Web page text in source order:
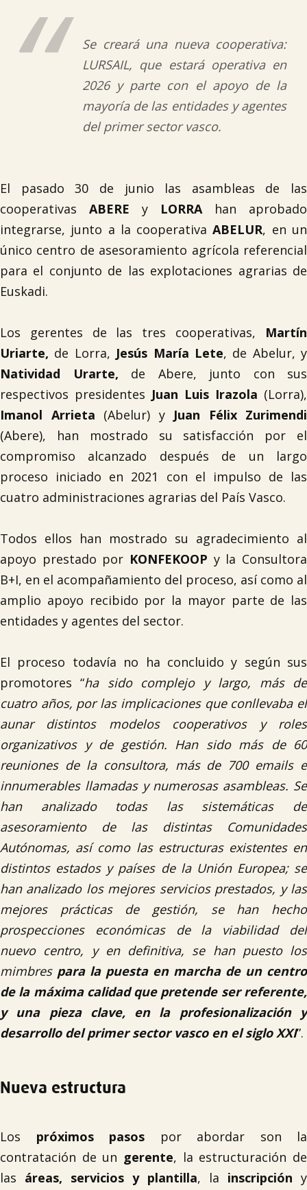
Se creará una nueva cooperativa:
LURSAIL, que estará operativa en
2026 y parte con el apoyo de la
mayoría de las entidades y agentes
del primer sector vasco.
El pasado 30 de junio las asambleas de las
cooperativas ABERE y LORRAhan aprobado
integrarse, junto a la cooperativaABELUR, en un
único centro de asesoramiento agrícola referencial
para el conjunto de las explotaciones agrarias de
Euskadi.
Los gerentes de las tres cooperativas, Martín
Uriarte, de Lorra, Jesús María Lete, de Abelur, y
Natividad Urarte, de Abere, junto con sus
respectivos presidentes Juan Luis Irazola (Lorra),
Imanol Arrieta (Abelur) y Juan Félix Zurimendi
(Abere), han mostrado su satisfacción por el
compromiso alcanzado después de un largo
proceso iniciado en 2021 con el impulso de las
cuatro administraciones agrarias del País Vasco.
Todos ellos han mostrado su agradecimiento al
apoyo prestado por KONFEKOOP y la Consultora
B+I, en el acompañamiento del proceso, así como al
amplio apoyo recibido por la mayor parte de las
entidades y agentes del sector.
El proceso todavía no ha concluido y según sus
promotores “ha sido complejo y largo, más de
cuatro años, por las implicaciones que conllevaba el
aunar distintos modelos cooperativos y roles
organizativos y de gestión. Han sido más de 60
reuniones de la consultora, más de 700 emails e
innumerables llamadas y numerosas asambleas. Se
han analizado todas las sistemáticas de
asesoramiento de las distintas Comunidades
Autónomas, así como las estructuras existentes en
distintos estados y países de la Unión Europea; se
han analizado los mejores servicios prestados, y las
mejores prácticas de gestión, se han hecho
prospecciones económicas de la viabilidad del
nuevo centro, y en definitiva, se han puesto los
mimbres para la puesta en marcha de un centro
de la máxima calidad que pretende ser referente,
y una pieza clave, en la profesionalización y
desarrollo del primer sector vasco en el siglo XXI”.
Nueva estructura
Los próximos pasos por abordar son la
contratación de un gerente, la estructuración de
las áreas, servicios y plantilla, la inscripción y